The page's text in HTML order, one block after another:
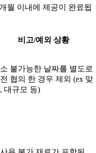
월 이내에 제공이 완료됩
비고/예외 상황
불가능한 날짜를 별도로
협의 한 경우 제외 (ex 맞
대규모 등)